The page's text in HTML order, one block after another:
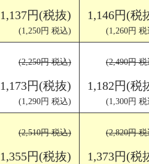
1,137円(税抜)
(1,250円 税込)
1,146円(税
(1,260円
(2,250円 税込)
1,173円(税抜)
(1,290円 税込)
(2,490円
1,182円(税
(1,300円
(2,510円 税込)
1,355円(税抜)
(2,820円
1,373円(税